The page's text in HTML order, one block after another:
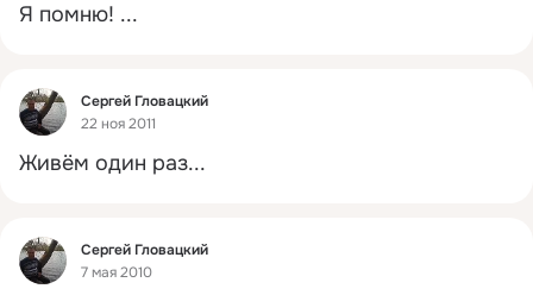
Я помню! ...
Фид
Сергей Гловацкий
22 ноя 2011
Живём один раз...
Фид
Сергей Гловацкий
7 мая 2010